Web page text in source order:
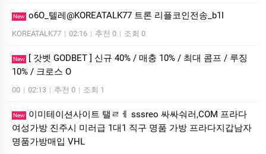
New o6O_텔레@KOREATALK77 트론 리플코인전송_b1I
KOREATALK77 | 02:16 | 추천 0 | 조회 0
New
[ 갓벳 GODBET ] 신규 40% / 매충 10% / 최대 콤프 / 루징
10% / 크로스 O
00 | 02:13 | 추천 0 | 조회 1
New
이미테이션사이트 탤ㄹㅔ sssreo 싸싸숴러,COM 프라다
여성가방 진주시 미러급 1대1 직구 명품 가방 프라다지갑남자
명품가방매입 VHL